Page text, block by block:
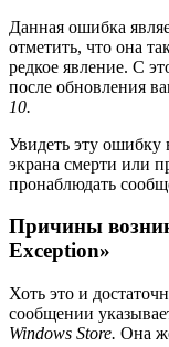
Данная ошибка
отметить, что она
редкое явление. С
после обновления
10.
Увидеть эту ошибку
экрана смерти или
пронаблюдать
Причины
Exception»
Хоть это и
сообщении
Windows Store. Она